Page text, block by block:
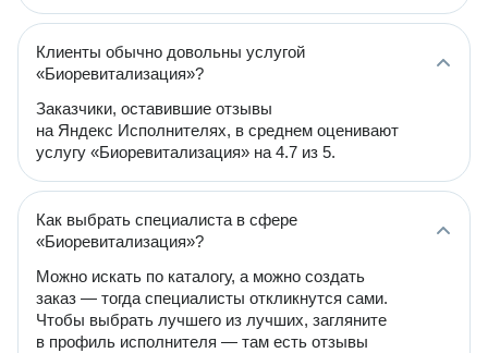
Клиенты обычно довольны услугой
«Биоревитализация»?
Заказчики, оставившие отзывы
на Яндекс Исполнителях, в среднем оценивают
услугу «Биоревитализация» на 4.7 из 5.
Как выбрать специалиста в сфере
«Биоревитализация»?
Можно искать по каталогу, а можно создать
заказ — тогда специалисты откликнутся сами.
Чтобы выбрать лучшего из лучших, загляните
в профиль исполнителя — там есть отзывы